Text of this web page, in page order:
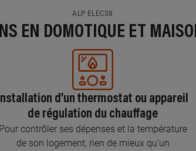
ALP ELEC38
EN DOMOTIQUE ET
d’un thermostat ou appareil
de régulation du chauffage
Pour contrôler ses dépenses et la température
de son logement, rien de mieux qu’un